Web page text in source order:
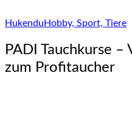
Hukendu Hobby, Sport, Tiere
PADI Tauchkurse –
zum Profitaucher